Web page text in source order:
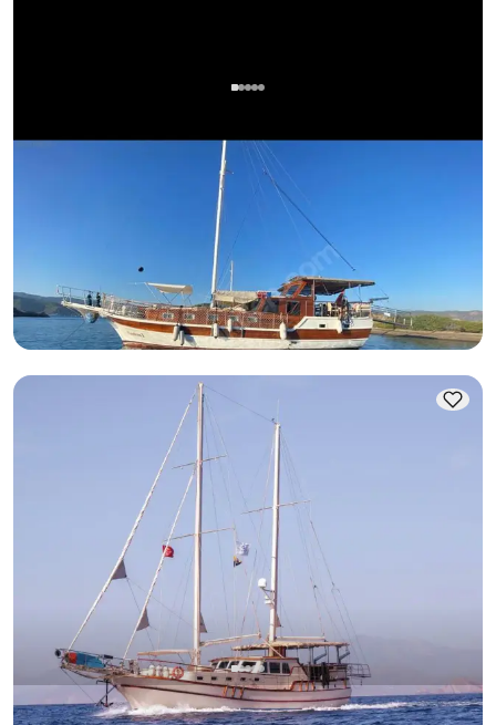
Een Vreedzame Dag in Fethiye's Verborgen Baaien met een
Comfortabele Standaard Boot voor 6 Personen
Zeilen 6 Pers. · 3 Hut · 16.00m
Laagste
51.610 TL
Beschikbaarheid & prijs bekijken
Fethiye, Muğla Nieuwe boot